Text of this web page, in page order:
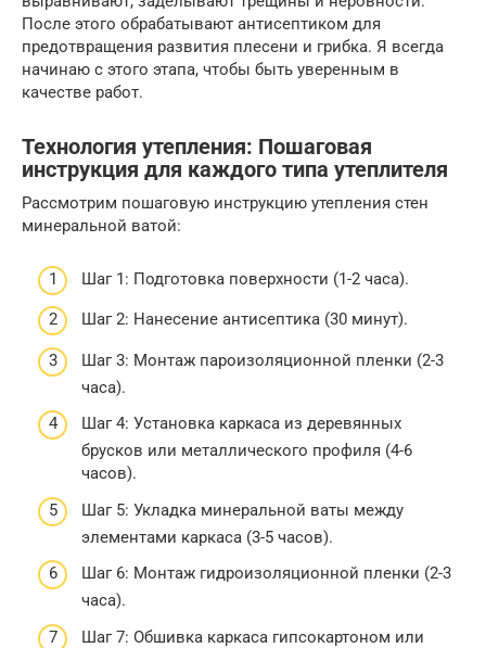
После этого обрабатывают антисептиком для
предотвращения развития плесени и грибка. Я всегда
начинаю с этого этапа, чтобы быть уверенным в
качестве работ.
Технология утепления: Пошаговая
инструкция для каждого типа утеплителя
Рассмотрим пошаговую инструкцию утепления стен
минеральной ватой:
Шаг 1: Подготовка поверхности (1-2 часа).
Шаг 2: Нанесение антисептика (30 минут).
Шаг 3: Монтаж пароизоляционной пленки (2-3
часа).
Шаг 4: Установка каркаса из деревянных
брусков или металлического профиля (4-6
часов).
Шаг 5: Укладка минеральной ваты между
элементами каркаса (3-5 часов).
Шаг 6: Монтаж гидроизоляционной пленки (2-3
часа).
Шаг 7: Обшивка каркаса гипсокартоном или